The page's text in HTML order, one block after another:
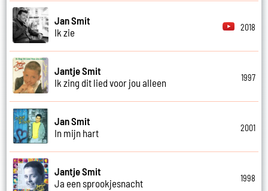
Jan Smit
Ik zie
2018
Jantje Smit
Ik zing dit lied voor jou alleen
1997
Jan Smit
In mijn hart
2001
Jantje Smit
Ja een sprookjesnacht
1998